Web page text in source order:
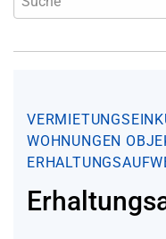
WOHNUNGEN